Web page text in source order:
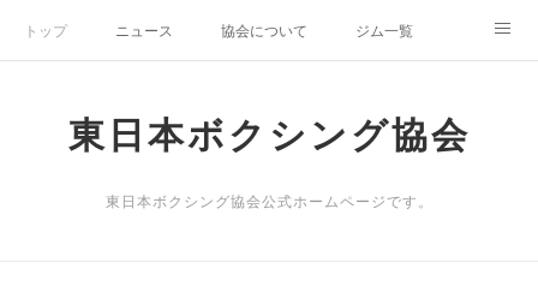
トップ ニュース 協会について ジム一覧
東日本ボクシング協会
東日本ボクシング協会公式ホームページです。